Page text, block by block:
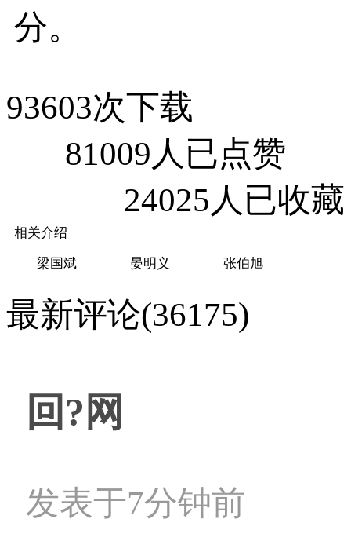
分。
93603次下载
81009人已点赞
24025人已收藏
相关介绍
梁国斌 晏明义 张伯旭
最新评论(36175)
回?网
发表于7分钟前